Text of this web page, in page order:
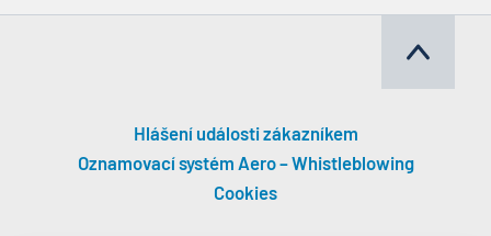
Hlášení události zákazníkem
Oznamovací systém Aero – Whistleblowing
Cookies